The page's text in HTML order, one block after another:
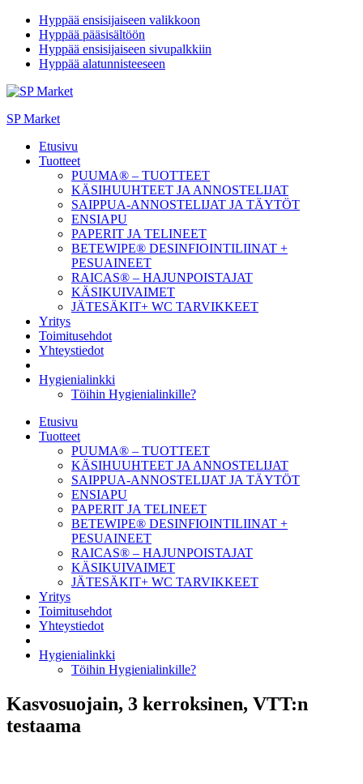
Hyppää ensisijaiseen valikkoon
Hyppää pääsisältöön
Hyppää ensisijaiseen sivupalkkiin
Hyppää alatunnisteeseen
SP Market
Etusivu
Tuotteet
PUUMA® – TUOTTEET
KÄSIHUUHTEET JA ANNOSTELIJAT
SAIPPUA-ANNOSTELIJAT JA TÄYTÖT
ENSIAPU
PAPERIT JA TELINEET
BETEWIPE® DESINFIOINTILIINAT +
PESUAINEET
RAICAS® – HAJUNPOISTAJAT
KÄSIKUIVAIMET
JÄTESÄKIT+ WC TARVIKKEET
Yritys
Toimitusehdot
Yhteystiedot
Hygienialinkki
Töihin Hygienialinkille?
Etusivu
Tuotteet
PUUMA® – TUOTTEET
KÄSIHUUHTEET JA ANNOSTELIJAT
SAIPPUA-ANNOSTELIJAT JA TÄYTÖT
ENSIAPU
PAPERIT JA TELINEET
BETEWIPE® DESINFIOINTILIINAT +
PESUAINEET
RAICAS® – HAJUNPOISTAJAT
KÄSIKUIVAIMET
JÄTESÄKIT+ WC TARVIKKEET
Yritys
Toimitusehdot
Yhteystiedot
Hygienialinkki
Töihin Hygienialinkille?
Kasvosuojain, 3 kerroksinen, VTT:n
testaama